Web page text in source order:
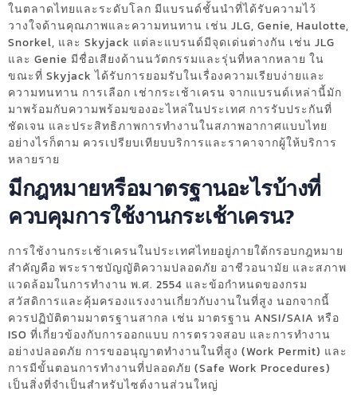
ในตลาดไทยและระดับโลก มีแบรนด์ชั้นนำที่ได้รับความไว้
วางใจด้านคุณภาพและความทนทาน เช่น JLG, Genie, Haulotte,
Snorkel, และ Skyjack แต่ละแบรนด์มีจุดเด่นต่างกัน เช่น JLG
และ Genie มีชื่อเสียงด้านนวัตกรรมและรุ่นที่หลากหลาย ใน
ขณะที่ Skyjack ได้รับการยอมรับในเรื่องความเรียบง่ายและ
ความทนทาน การเลือก เช่ากระเช้าเครน จากแบรนด์เหล่านี้มัก
มาพร้อมกับความพร้อมของอะไหล่ในประเทศ การรับประกันที่
ชัดเจน และประสิทธิภาพการทำงานในสภาพอากาศแบบไทย
อย่างไรก็ตาม ควรเปรียบเทียบบริการและราคาจากผู้ให้บริการ
หลายราย
มีกฎหมายหรือมาตรฐานอะไรบ้างที่
ควบคุมการใช้งานกระเช้าเครน?
การใช้งานกระเช้าเครนในประเทศไทยอยู่ภายใต้กรอบกฎหมาย
สำคัญคือ พระราชบัญญัติความปลอดภัย อาชีวอนามัย และสภาพ
แวดล้อมในการทำงาน พ.ศ. 2554 และข้อกำหนดของกรม
สวัสดิการและคุ้มครองแรงงานเกี่ยวกับงานในที่สูง นอกจากนี้
ควรปฏิบัติตามมาตรฐานสากล เช่น มาตรฐาน ANSI/SAIA หรือ
ISO ที่เกี่ยวข้องกับการออกแบบ การตรวจสอบ และการทำงาน
อย่างปลอดภัย การขออนุญาตทำงานในที่สูง (Work Permit) และ
การมีขั้นตอนการทำงานที่ปลอดภัย (Safe Work Procedures)
เป็นสิ่งที่จำเป็นสำหรับไซต์งานส่วนใหญ่